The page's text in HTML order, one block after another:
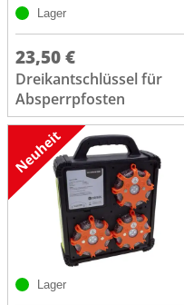
Lager
23,50 €
Dreikantschlüssel für
Absperrpfosten
Lager